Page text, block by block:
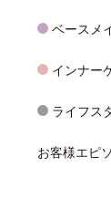
ベースメ
インナー
ライフス
お客様エピ